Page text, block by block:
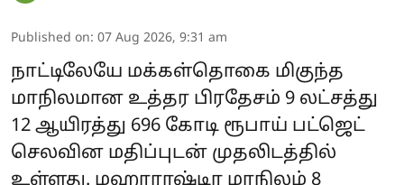
Published on: 07 Aug 2026, 9:31 am
நாட்டிலேயே மக்கள்தொகை மிகுந்த
மாநிலமான உத்தர பிரதேசம் 9 லட்சத்து
12 ஆயிரத்து 696 கோடி ரூபாய் பட்ஜெட்
செலவின மதிப்புடன் முதலிடத்தில்
உள்ளது. மஹாராஷ்டிர மாநிலம் 8